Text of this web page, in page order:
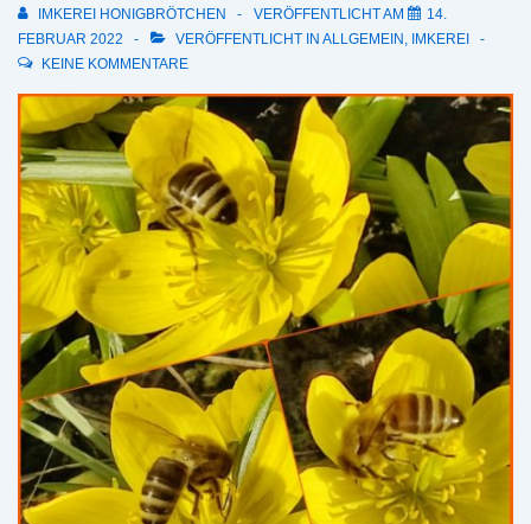
IMKEREI HONIGBRÖTCHEN VERÖFFENTLICHT AM
14.
FEBRUAR 2022
VERÖFFENTLICHT IN ALLGEMEIN IMKEREI
KEINE KOMMENTARE